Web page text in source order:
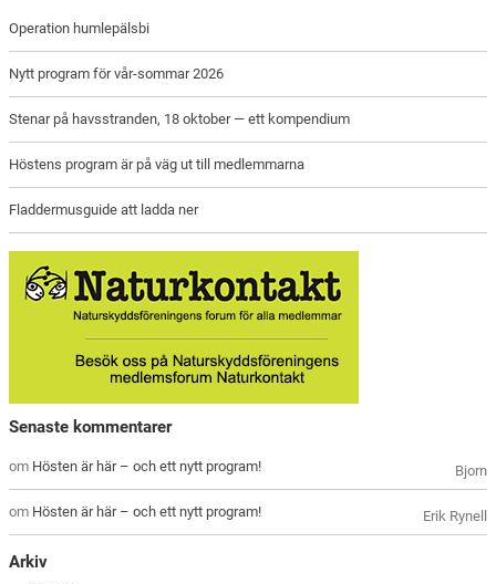
Operation humlepälsbi
Nytt program för vår-sommar 2026
Stenar på havsstranden, 18 oktober — ett kompendium
Höstens program är på väg ut till medlemmarna
Fladdermusguide att ladda ner
Senaste kommentarer
Bjorn
om Hösten är här – och ett nytt program!
Erik Rynell
om Hösten är här – och ett nytt program!
Arkiv